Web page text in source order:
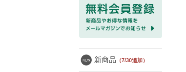
新商品 （7/30追加）